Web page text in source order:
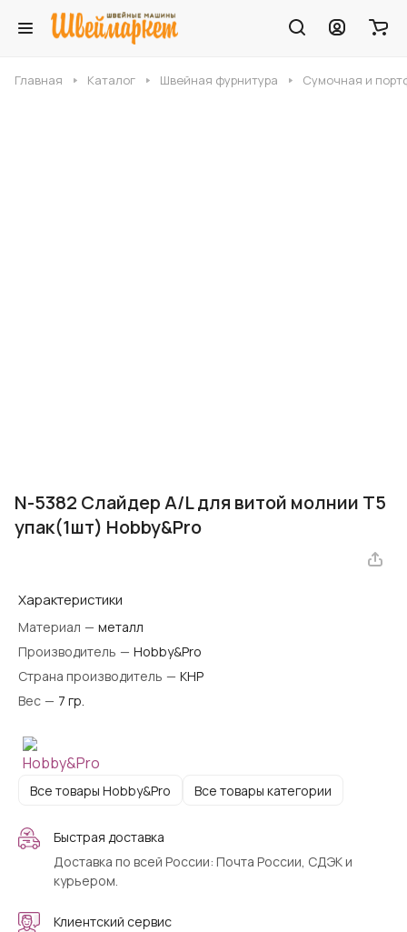
Главная Каталог Швейная фурнитура Сумочная и
N-5382 Слайдер A/L для витой молнии Т5
упак(1шт) Hobby&Pro
Характеристики
Материал — металл
Производитель — Hobby&Pro
Страна производитель — КНР
Вес — 7 гр.
Все товары Hobby&Pro Все товары категории
Быстрая доставка
Доставка по всей России: Почта России, СДЭК и
курьером.
Клиентский сервис